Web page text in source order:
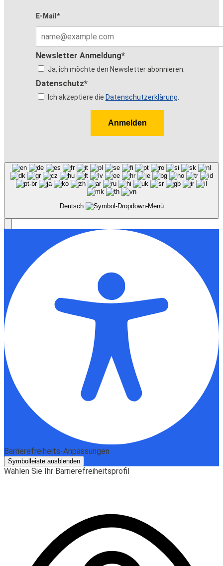
E-Mail*
Newsletter Anmeldung*
Ja, ich möchte den Newsletter abonnieren.
Datenschutz*
Ich akzeptiere die Datenschutzerklärung.
Anmelden
Deutsch
Barrierefreiheits-Anpassungen
Symbolleiste ausblenden
Wählen Sie Ihr Barrierefreiheitsprofil